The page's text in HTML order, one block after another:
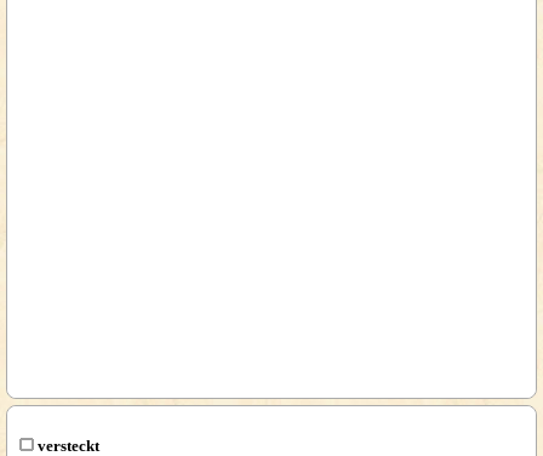
versteckt